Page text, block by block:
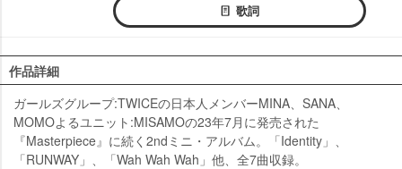
歌詞
作品詳細
ガールズグループ:TWICEの日本人メンバーMINA、SANA、
MOMOよるユニット:MISAMOの23年7月に発売された
『Masterpiece』に続く2ndミニ・アルバム。「Identity」、
「RUNWAY」、「Wah Wah Wah」他、全7曲収録。